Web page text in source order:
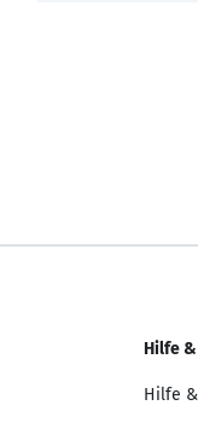
Hilfe
Hilfe